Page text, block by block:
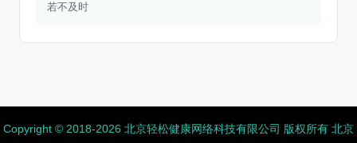
若不及时
Copyright ©️ 2018-2026 北京轻松健康网络科技有限公司 版权所有 北京